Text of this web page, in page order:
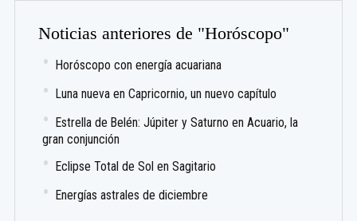
Noticias anteriores de "Horóscopo"
Horóscopo con energía acuariana
Luna nueva en Capricornio, un nuevo capítulo
Estrella de Belén: Júpiter y Saturno en Acuario, la
gran conjunción
Eclipse Total de Sol en Sagitario
Energías astrales de diciembre